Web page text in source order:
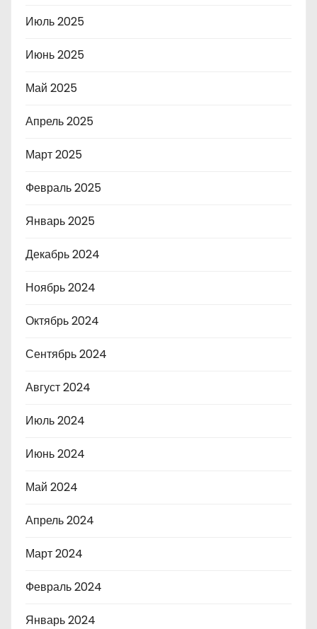
Июль 2025
Июнь 2025
Май 2025
Апрель 2025
Март 2025
Февраль 2025
Январь 2025
Декабрь 2024
Ноябрь 2024
Октябрь 2024
Сентябрь 2024
Август 2024
Июль 2024
Июнь 2024
Май 2024
Апрель 2024
Март 2024
Февраль 2024
Январь 2024